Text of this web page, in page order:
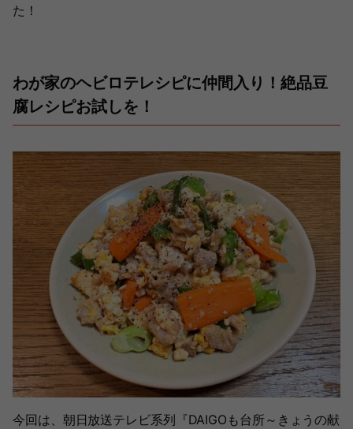
た！
わが家のヘビロテレシピに仲間入り！絶品豆
腐レシピお試しを！
今回は、朝日放送テレビ系列『DAIGOも台所～きょうの献